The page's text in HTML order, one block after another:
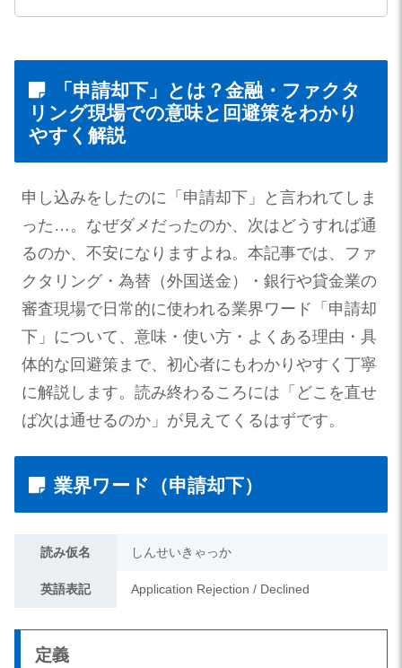
「申請却下」とは？金融・ファクタ
リング現場での意味と回避策をわかり
やすく解説
申し込みをしたのに「申請却下」と言われてしま
った…。なぜダメだったのか、次はどうすれば通
るのか、不安になりますよね。本記事では、ファ
クタリング・為替（外国送金）・銀行や貸金業の
審査現場で日常的に使われる業界ワード「申請却
下」について、意味・使い方・よくある理由・具
体的な回避策まで、初心者にもわかりやすく丁寧
に解説します。読み終わるころには「どこを直せ
ば次は通せるのか」が見えてくるはずです。
業界ワード（申請却下）
読み仮名 しんせいきゃっか
英語表記 Application Rejection / Declined
定義